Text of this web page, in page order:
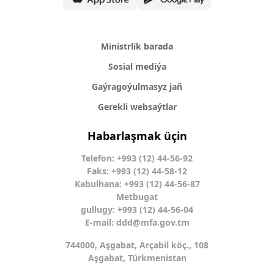
Ministrlik barada
Sosial mediýa
Gaýragoýulmasyz jaň
Gerekli websaýtlar
Habarlaşmak üçin
Telefon: +993 (12) 44-56-92
Faks: +993 (12) 44-58-12
Kabulhana: +993 (12) 44-56-87
Metbugat
gullugy: +993 (12) 44-56-04
E-mail: ddd@mfa.gov.tm
744000, Aşgabat, Arçabil köç., 108
Aşgabat, Türkmenistan